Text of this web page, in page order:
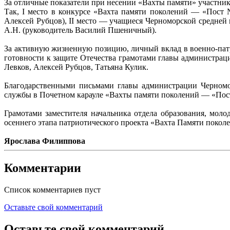
За отличные показатели при несении «Вахты памяти»
Так, I место в конкурсе «Вахта памяти поколений —
Алексей Рубцов), II место — учащиеся Черноморской
А.Н. (руководитель Василий Пшеничный).
За активную жизненную позицию, личный вклад в военно-
готовности к защите Отечества грамотами главы
Левков, Алексей Рубцов, Татьяна Кулик.
Благодарственными письмами главы администрации
службы в Почетном карауле «Вахты памяти поколений —
Грамотами заместителя начальника отдела образования,
осеннего этапа патриотического проекта «Вахта Памяти
Ярослава Филиппова
Комментарии
Список комментариев пуст
Оставьте свой комментарий